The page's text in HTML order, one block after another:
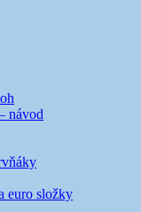
návod
euro složky